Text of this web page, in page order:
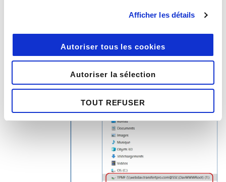
Afficher les détails
Autoriser tous les cookies
Autoriser la sélection
TOUT REFUSER
poste de travail (C:, D:, etc.)
créé prêt à recevoir des
dossiers, cliquer dessus pour
voir les sous‑dossiers du
dossierMes fichiersde son
espace TBox :